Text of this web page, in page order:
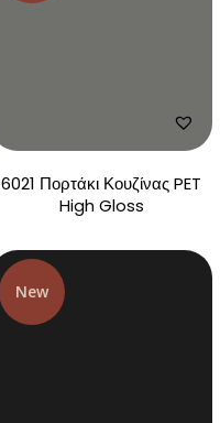
6021 Πορτάκι Κουζίνας PET
High Gloss
New